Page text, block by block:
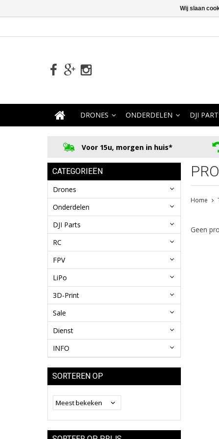
DRONES ONDERDELEN DJI
Voor 15u, morgen in huis*
CATEGORIEËN
Drones
Onderdelen
DJI Parts
RC
FPV
LiPo
3D-Print
Sale
Dienst
INFO
SORTEREN OP
Home
Geen
Wij slaan